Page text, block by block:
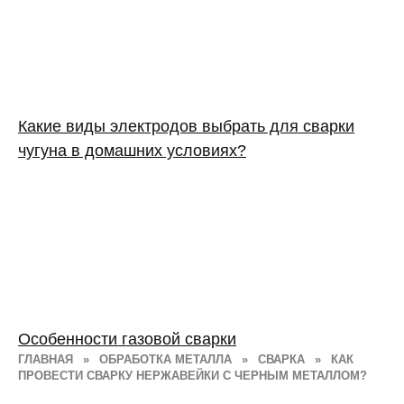
ГЛАВНАЯ » ОБРАБОТКА МЕТАЛЛА » СВАРКА »
КАК
ПРОВЕСТИ СВАРКУ НЕРЖАВЕЙКИ С ЧЕРНЫМ МЕТАЛЛОМ?
Какие виды электродов выбрать для сварки
чугуна в домашних условиях?
Особенности газовой сварки